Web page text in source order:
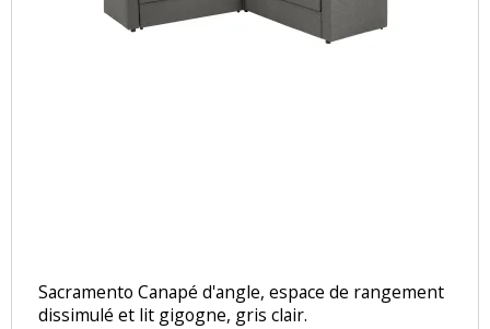
Sacramento Canapé d'angle, espace de rangement
dissimulé et lit gigogne, gris clair.